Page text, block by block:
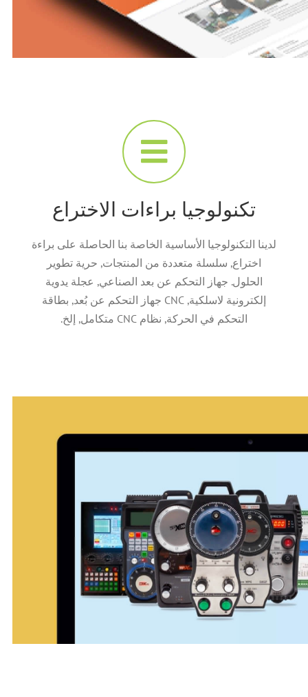
تكنولوجيا براءات الاختراع
لدينا التكنولوجيا الأساسية الخاصة بنا الحاصلة على براءة
اختراع, سلسلة متعددة من المنتجات, حرية تطوير
الحلول. جهاز التحكم عن بعد الصناعي, عجلة يدوية
إلكترونية لاسلكية, CNC جهاز التحكم عن بُعد, بطاقة
التحكم في الحركة, نظام CNC متكامل, إلخ.